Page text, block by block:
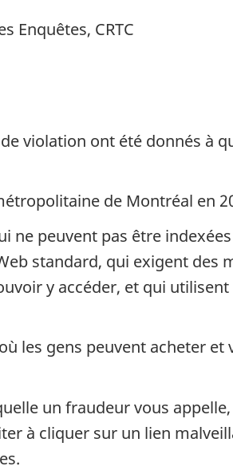
Enquêtes, CRTC
violation ont été donnés à
de Montréal en
ne peuvent pas être
standard, qui exigent des
y accéder, et qui
les gens peuvent acheter et
un fraudeur vous
à cliquer sur un lien